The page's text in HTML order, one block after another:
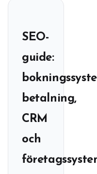
SEO-
guide:
betalning,
CRM
och